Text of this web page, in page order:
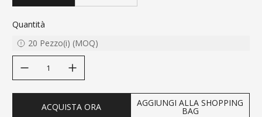
Quantità
20 Pezzo(i) (MOQ)
ACQUISTA ORA AGGIUNGI ALLA SHOPPING
BAG